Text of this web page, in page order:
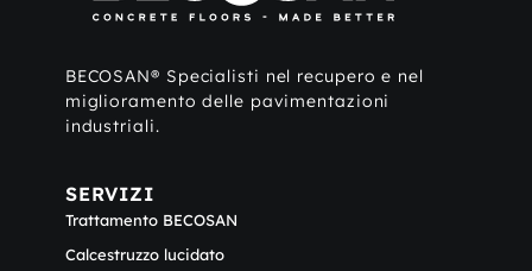
BECOSAN® Specialisti nel recupero e nel
miglioramento delle pavimentazioni
industriali.
SERVIZI
Trattamento BECOSAN
Calcestruzzo lucidato